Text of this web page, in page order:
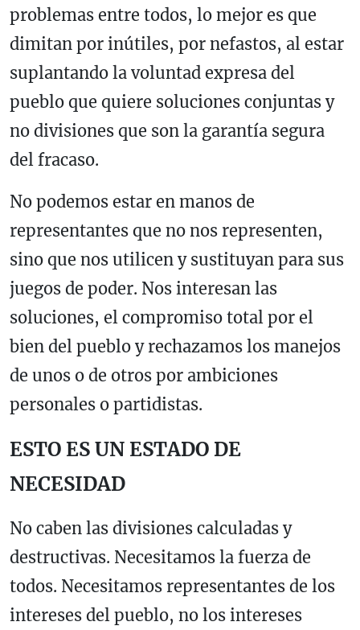
problemas entre todos, lo mejor es que
dimitan por inútiles, por nefastos, al estar
suplantando la voluntad expresa del
pueblo que quiere soluciones conjuntas y
no divisiones que son la garantía segura
del fracaso.
No podemos estar en manos de
representantes que no nos representen,
sino que nos utilicen y sustituyan para sus
juegos de poder. Nos interesan las
soluciones, el compromiso total por el
bien del pueblo y rechazamos los manejos
de unos o de otros por ambiciones
personales o partidistas.
ESTO ES UN ESTADO DE
NECESIDAD
No caben las divisiones calculadas y
destructivas. Necesitamos la fuerza de
todos. Necesitamos representantes de los
intereses del pueblo, no los intereses